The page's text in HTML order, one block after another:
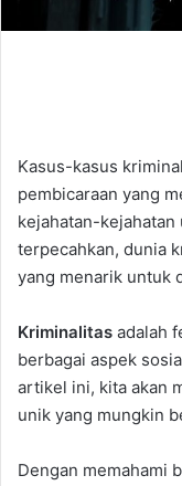
Kasus-kasus
pembicaraan yang
kejahatan-
terpecahkan, dunia
yang menarik untuk
Kriminalitas adalah
berbagai aspek
artikel ini, kita akan
unik yang mungkin
Dengan memahami